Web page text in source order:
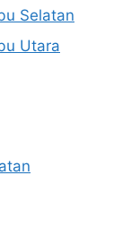
Selatan
Utara